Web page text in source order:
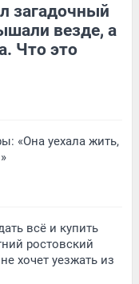
загадочный
везде, а
Что это
«Она уехала жить,
всё и купить
ростовский
хочет уезжать из